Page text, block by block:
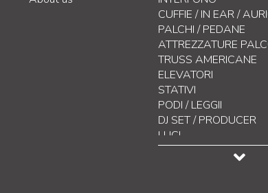
CUFFIE / IN EAR /
PALCHI / PEDANE
ATTREZZATURE
TRUSS AMERICANE
ELEVATORI
STATIVI
PODI / LEGGII
DJ SET / PRODUCER
LUCI
CONTROLLO LUCI